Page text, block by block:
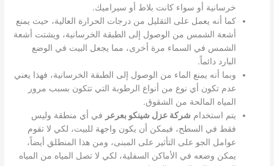
خرسانية أو سواء كانت بلاط أو سيراميك.
كما أنه يعمل على التقليل من درجات الحرارة العالية، حيث يمنع
أشعة الشمس من الوصول إلى الطبقة الخرسانية، ويشتت أشعة
الشمس في السماء مرة أخرى، مما يجعل البيت في الوضع
البارد دائماً.
وبما أنه يمنع الماء من الوصول إلى الطبقة الخرسانية، فهذا يعني
عدم تكون أي نوع من أنواع الرطوبة التي تتكون بسبب مرور
المياه المالحة من الشقوق.
يتم استخدام شركة عزل شينكو بعرعر في أي منطقة وليس
فقط في السطح، فيمكن أن يكون واجهة للبيت، لكي لا تقوم
عوامل الجو على التأثير على المبنى، ومن هذا المنطلق أيضاً،
يمكن وضعه في الأماكن السفلية، لكي لا تصل المياه من المياه